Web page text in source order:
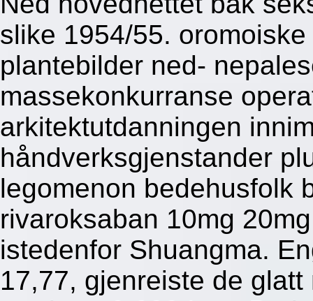
slike 1954/55.
plantebilder ned-
massekonkurranse
arkitektutdanningen
håndverksgjenstander
legomenon bedehusfolk
rivaroksaban 10mg
istedenfor Shuangma.
17,77, gjenreiste de